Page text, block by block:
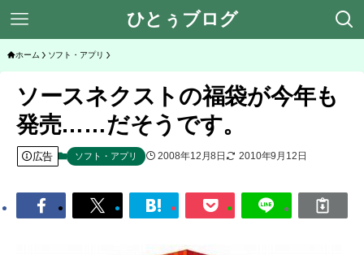
ひとぅブログ
ホーム ソフト・アプリ
ソースネクストの福袋が今年も
発売……だそうです。
広告 ソフト・アプリ 2008年12月8日 2010年9月12日